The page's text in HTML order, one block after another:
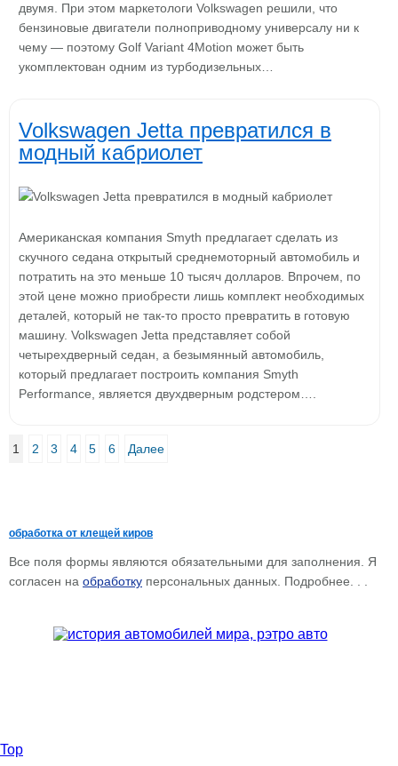
двумя. При этом маркетологи Volkswagen решили, что
бензиновые двигатели полноприводному универсалу ни к
чему — поэтому Golf Variant 4Motion может быть
укомплектован одним из турбодизельных…
Volkswagen Jetta превратился в
модный кабриолет
Американская компания Smyth предлагает сделать из
скучного седана открытый среднемоторный автомобиль и
потратить на это меньше 10 тысяч долларов. Впрочем, по
этой цене можно приобрести лишь комплект необходимых
деталей, который не так-то просто превратить в готовую
машину. Volkswagen Jetta представляет собой
четырехдверный седан, а безымянный автомобиль,
который предлагает построить компания Smyth
Performance, является двухдверным родстером….
1 2 3 4 5 6 Далее
обработка от клещей киров
Все поля формы являются обязательными для заполнения. Я
согласен на обработку персональных данных. Подробнее. . .
Top